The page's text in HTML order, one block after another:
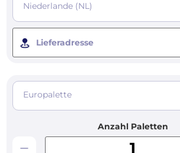
Niederlande (NL)
Lieferadresse
Europalette
Anzahl Paletten